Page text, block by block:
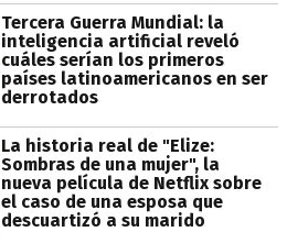
Tercera Guerra Mundial: la
inteligencia artificial reveló
cuáles serían los primeros
países latinoamericanos en ser
derrotados
La historia real de "Elize:
Sombras de una mujer", la
nueva película de Netflix sobre
el caso de una esposa que
descuartizó a su marido